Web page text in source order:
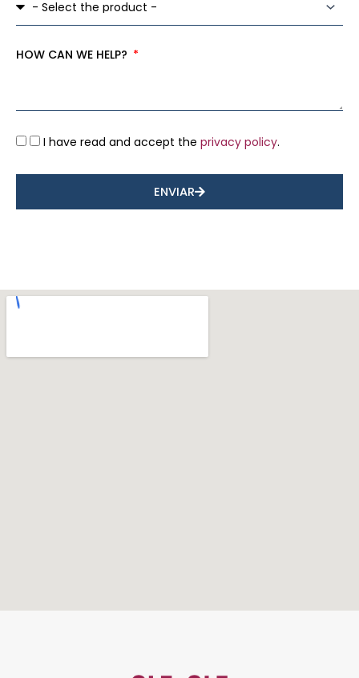
HOW CAN WE HELP?
I have read and accept the privacy policy.
ENVIAR